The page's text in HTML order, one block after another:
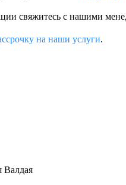
свяжитесь с нашими
на наши услуги.
Валдая